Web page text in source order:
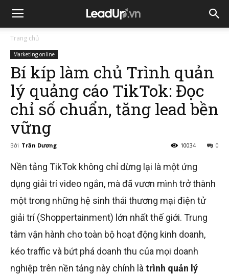
Trang chủ
Marketing online
Bí kíp làm chủ Trình quản
lý quảng cáo TikTok: Đọc
chỉ số chuẩn, tăng lead bền
vững
Bởi Trần Dương 0
10034
Nền tảng TikTok không chỉ dừng lại là một ứng
dụng giải trí video ngắn, mà đã vươn mình trở thành
một trong những hệ sinh thái thương mại điện tử
giải trí (Shoppertainment) lớn nhất thế giới. Trung
tâm vận hành cho toàn bộ hoạt động kinh doanh,
kéo traffic và bứt phá doanh thu của mọi doanh
nghiệp trên nền tảng này chính là trình quản lý